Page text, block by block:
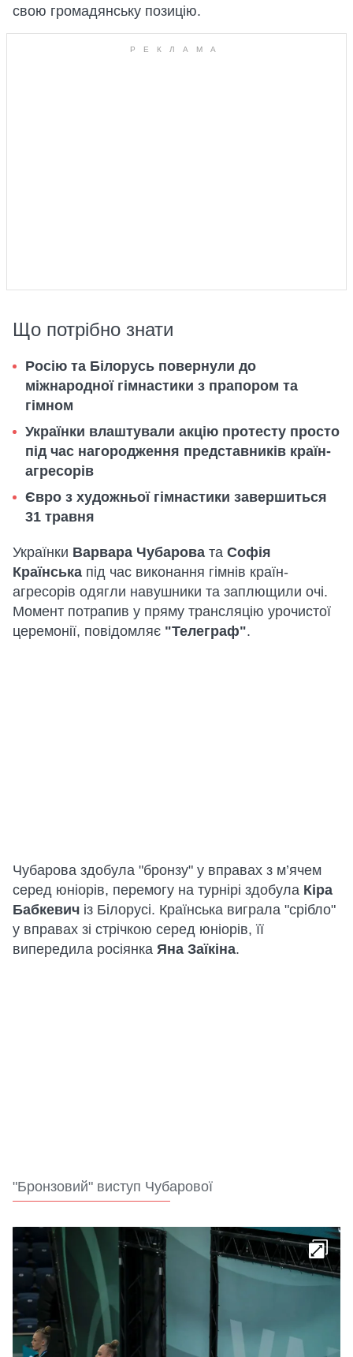
свою громадянську позицію.
Що потрібно знати
Росію та Білорусь повернули до
міжнародної гімнастики з прапором та
гімном
Українки влаштували акцію протесту просто
під час нагородження представників країн-
агресорів
Євро з художньої гімнастики завершиться
31 травня
Українки Варвара Чубарова та Софія
Країнська під час виконання гімнів країн-
агресорів одягли навушники та заплющили очі.
Момент потрапив у пряму трансляцію урочистої
церемонії, повідомляє "Телеграф".
Чубарова здобула "бронзу" у вправах з м’ячем
серед юніорів, перемогу на турнірі здобула Кіра
Бабкевич із Білорусі. Країнська виграла "срібло"
у вправах зі стрічкою серед юніорів, її
випередила росіянка Яна Заїкіна.
"Бронзовий" виступ Чубарової